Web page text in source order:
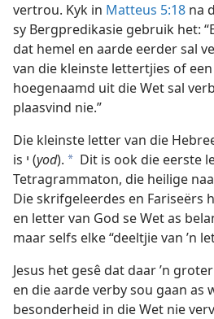
vertrou. Kyk in Matteus 5:18 na
sy Bergpredikasie gebruik het:
dat hemel en aarde eerder sal
van die kleinste lettertjies of
hoegenaamd uit die Wet sal
plaasvind nie.”
Die kleinste letter van die
is י (yod). a Dit is ook die eerste
Tetragrammaton, die heilige
Die skrifgeleerdes en Fariseërs
en letter van God se Wet as
maar selfs elke “deeltjie van ’n
Jesus het gesê dat daar ’n
en die aarde verby sou gaan as
besonderheid in die Wet nie